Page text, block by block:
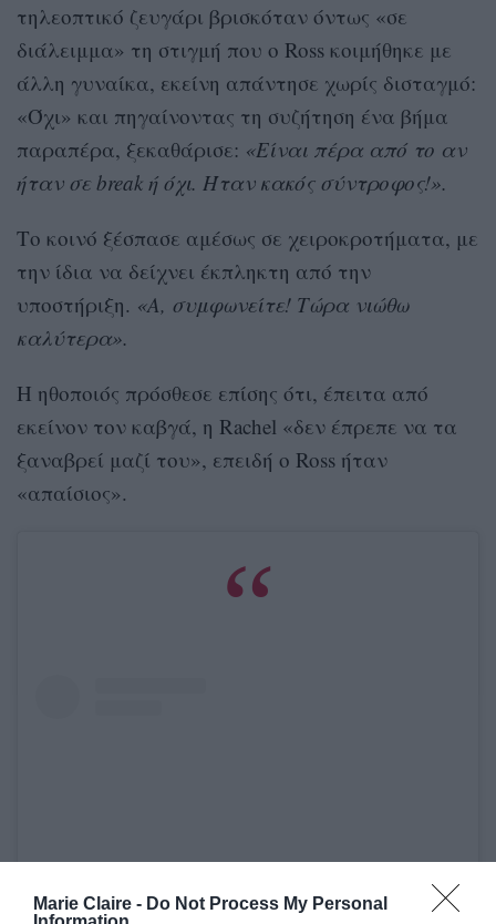
Marie Claire - Do Not Process My Personal
τηλεοπτικό ζευγάρι βρισκόταν όντως «σε
διάλειμμα» τη στιγμή που ο Ross κοιμήθηκε με
άλλη γυναίκα, εκείνη απάντησε χωρίς δισταγμό:
«Όχι» και πηγαίνοντας τη συζήτηση ένα βήμα
παραπέρα, ξεκαθάρισε: «Είναι πέρα από το αν
ήταν σε break ή όχι. Ήταν κακός σύντροφος!».
Το κοινό ξέσπασε αμέσως σε χειροκροτήματα, με
την ίδια να δείχνει έκπληκτη από την
υποστήριξη. «Α, συμφωνείτε! Τώρα νιώθω
καλύτερα».
Η ηθοποιός πρόσθεσε επίσης ότι, έπειτα από
εκείνον τον καβγά, η Rachel «δεν έπρεπε να τα
ξαναβρεί μαζί του», επειδή ο Ross ήταν
«απαίσιος».